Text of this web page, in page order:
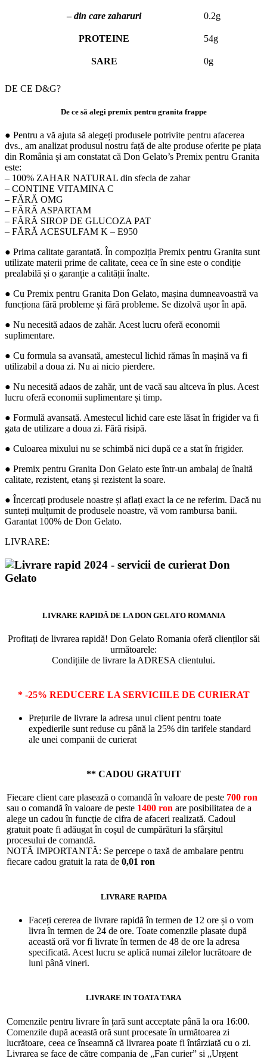
–din care zaharuri 0.2g
PROTEINE 54g
SARE 0g
DE CE D&G?
De ce să alegi premix pentru granita frappe
● Pentru a vă ajuta să alegeți produsele potrivite pentru afacerea
dvs., am analizat produsul nostru față de alte produse oferite pe piața
din România și am constatat că Don Gelato’s Premix pentru Granita
este:
– 100% ZAHAR NATURAL din sfecla de zahar
– CONTINE VITAMINA C
– FĂRĂ OMG
– FĂRĂ ASPARTAM
– FĂRĂ SIROP DE GLUCOZA PAT
– FĂRĂ ACESULFAM K – E950
● Prima calitate garantată. În compoziția Premix pentru Granita sunt
utilizate materii prime de calitate, ceea ce în sine este o condiție
prealabilă și o garanție a calității înalte.
● Cu Premix pentru Granita Don Gelato, mașina dumneavoastră va
funcționa fără probleme și fără probleme. Se dizolvă ușor în apă.
● Nu necesită adaos de zahăr. Acest lucru oferă economii
suplimentare.
● Cu formula sa avansată, amestecul lichid rămas în mașină va fi
utilizabil a doua zi. Nu ai nicio pierdere.
● Nu necesită adaos de zahăr, unt de vacă sau altceva în plus. Acest
lucru oferă economii suplimentare și timp.
● Formulă avansată. Amestecul lichid care este lăsat în frigider va fi
gata de utilizare a doua zi. Fără risipă.
● Culoarea mixului nu se schimbă nici după ce a stat în frigider.
● Premix pentru Granita Don Gelato este într-un ambalaj de înaltă
calitate, rezistent, etanș și rezistent la soare.
● Încercați produsele noastre și aflați exact la ce ne referim. Dacă nu
sunteți mulțumit de produsele noastre, vă vom rambursa banii.
Garantat 100% de Don Gelato.
LIVRARE:
LIVRARE RAPIDĂ DE LA DON GELATO ROMANIA
Profitați de livrarea rapidă! Don Gelato Romania oferă clienților săi
următoarele:
Condițiile de livrare la ADRESA clientului.
* -25% REDUCERE LA SERVICIILE DE CURIERAT
Prețurile de livrare la adresa unui client pentru toate
expedierile sunt reduse cu până la 25% din tarifele standard
ale unei companii de curierat
** CADOU GRATUIT
Fiecare client care plasează o comandă în valoare de peste 700 ron
sau o comandă în valoare de peste 1400 ron are posibilitatea de a
alege un cadou în funcție de cifra de afaceri realizată. Cadoul
gratuit poate fi adăugat în coșul de cumpărături la sfârșitul
procesului de comandă.
NOTĂ IMPORTANTĂ: Se percepe o taxă de ambalare pentru
fiecare cadou gratuit la rata de 0,01 ron
LIVRARE RAPIDA
Faceți cererea de livrare rapidă în termen de 12 ore și o vom
livra în termen de 24 de ore. Toate comenzile plasate după
această oră vor fi livrate în termen de 48 de ore la adresa
specificată. Acest lucru se aplică numai zilelor lucrătoare de
luni până vineri.
LIVRARE IN TOATA TARA
Comenzile pentru livrare în țară sunt acceptate până la ora 16:00.
Comenzile după această oră sunt procesate în următoarea zi
lucrătoare, ceea ce înseamnă că livrarea poate fi întârziată cu o zi.
Livrarea se face de către compania de „Fan curier” si „Urgent